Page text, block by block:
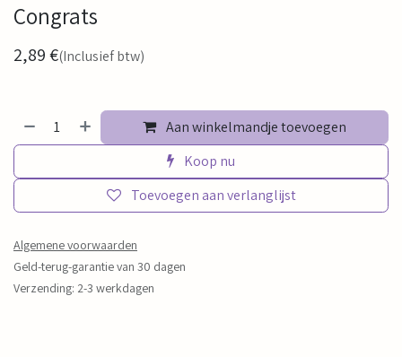
Congrats
2,89€(Inclusief btw)
Aan winkelmandje toevoegen
Koop nu
Toevoegen aan verlanglijst
Algemene voorwaarden
Geld-terug-garantie van 30 dagen
Verzending: 2-3 werkdagen